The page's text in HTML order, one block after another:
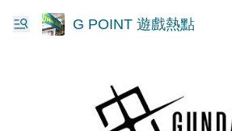
G POINT 遊戲熱點